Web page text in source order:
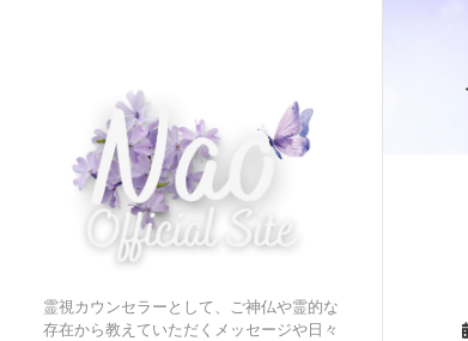
霊視カウンセラーとして、ご神仏や霊的な
存在から教えていただくメッセージや日々